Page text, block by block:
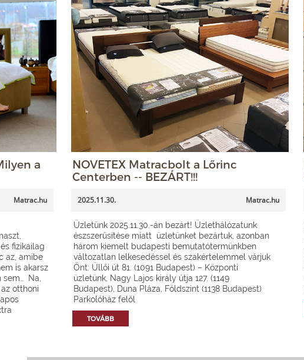
a
Matrac.hu
fizikailag
az, amibe
is akarsz
Na,
otthoni
NOVETEX Matracbolt a Lőrinc
Centerben -- BEZÁRT!!!
2025.11.30. Matrac.hu
Üzletünk 2025.11.30.-án bezárt! Üzlethálózatunk
észszerűsítése miatt üzletünket bezártuk, azonban
három kiemelt budapesti bemutatótermünkben
változatlan lelkesedéssel és szakértelemmel várjuk
Önt: Üllői út 81. (1091 Budapest) – Központi
üzletünk, Nagy Lajos király útja 127. (1149
Budapest), Duna Pláza, Földszint (1138 Budapest)
Parkolóház felől
TOVÁBB